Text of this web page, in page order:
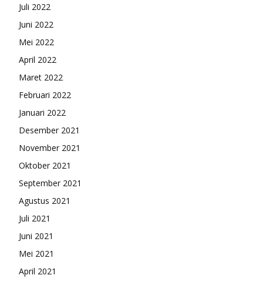
Juli 2022
Juni 2022
Mei 2022
April 2022
Maret 2022
Februari 2022
Januari 2022
Desember 2021
November 2021
Oktober 2021
September 2021
Agustus 2021
Juli 2021
Juni 2021
Mei 2021
April 2021